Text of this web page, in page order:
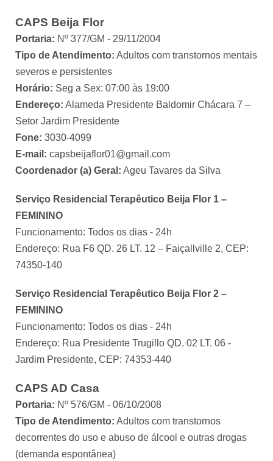
CAPS Beija Flor
Portaria: Nº 377/GM - 29/11/2004
Tipo de Atendimento: Adultos com transtornos mentais
severos e persistentes
Horário: Seg a Sex: 07:00 às 19:00
Endereço: Alameda Presidente Baldomir Chácara 7 –
Setor Jardim Presidente
Fone: 3030-4099
E-mail: capsbeijaflor01@gmail.com
Coordenador (a) Geral: Ageu Tavares da Silva
Serviço Residencial Terapêutico Beija Flor 1 –
FEMININO
Funcionamento: Todos os dias - 24h
Endereço: Rua F6 QD. 26 LT. 12 – Faiçallville 2, CEP:
74350-140
Serviço Residencial Terapêutico Beija Flor 2 –
FEMININO
Funcionamento: Todos os dias - 24h
Endereço: Rua Presidente Trugillo QD. 02 LT. 06 -
Jardim Presidente, CEP: 74353-440
CAPS AD Casa
Portaria: Nº 576/GM - 06/10/2008
Tipo de Atendimento: Adultos com transtornos
decorrentes do uso e abuso de álcool e outras drogas
(demanda espontânea)